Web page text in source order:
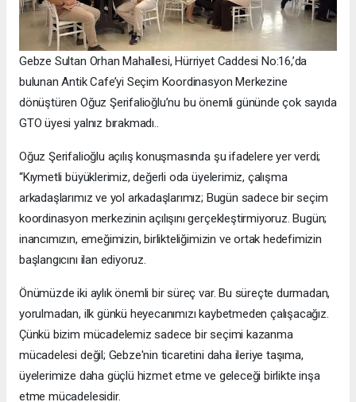
Gebze Sultan Orhan Mahallesi, Hürriyet Caddesi No:16,’da
bulunan Antik Cafe’yi Seçim Koordinasyon Merkezine
dönüştüren Oğuz Şerifalioğlu’nu bu önemli gününde çok sayıda
GTO üyesi yalnız bırakmadı..
Oğuz Şerifalioğlu açılış konuşmasında şu ifadelere yer verdi;
“Kıymetli büyüklerimiz, değerli oda üyelerimiz, çalışma
arkadaşlarımız ve yol arkadaşlarımız; Bugün sadece bir seçim
koordinasyon merkezinin açılışını gerçekleştirmiyoruz. Bugün;
inancımızın, emeğimizin, birlikteliğimizin ve ortak hedefimizin
başlangıcını ilan ediyoruz.
Önümüzde iki aylık önemli bir süreç var. Bu süreçte durmadan,
yorulmadan, ilk günkü heyecanımızı kaybetmeden çalışacağız.
Çünkü bizim mücadelemiz sadece bir seçimi kazanma
mücadelesi değil; Gebze'nin ticaretini daha ileriye taşıma,
üyelerimize daha güçlü hizmet etme ve geleceği birlikte inşa
etme mücadelesidir.